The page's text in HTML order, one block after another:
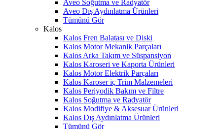
Aveo Soğutma ve Radyatör
Aveo Dış Aydınlatma Ürünleri
Tümünü Gör
Kalos
Kalos Fren Balatası ve Diski
Kalos Motor Mekanik Parçaları
Kalos Arka Takım ve Süspansiyon
Kalos Karoseri ve Kaporta Ürünleri
Kalos Motor Elektrik Parçaları
Kalos Karoser iç Trim Malzemeleri
Kalos Periyodik Bakım ve Filtre
Kalos Soğutma ve Radyatör
Kalos Modifiye & Aksesuar Ürünleri
Kalos Dış Aydınlatma Ürünleri
Tümünü Gör